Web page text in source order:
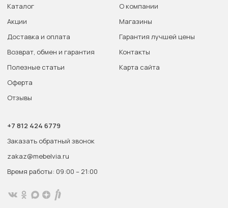
Каталог
Акции
Доставка и оплата
Возврат, обмен и гарантия
Полезные статьи
Оферта
Отзывы
О компании
Магазины
Гарантия лучшей цены
Контакты
Карта сайта
+7 812 424 6779
Заказать обратный звонок
zakaz@mebelvia.ru
Время работы: 09:00 – 21:00